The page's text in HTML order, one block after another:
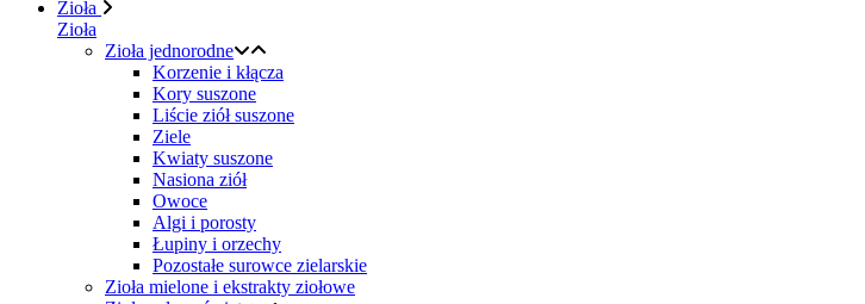
Zioła
Zioła
Zioła jednorodne
Korzenie i kłącza
Kory suszone
Liście ziół suszone
Ziele
Kwiaty suszone
Nasiona ziół
Owoce
Algi i porosty
Łupiny i orzechy
Pozostałe surowce zielarskie
Zioła mielone i ekstrakty ziołowe